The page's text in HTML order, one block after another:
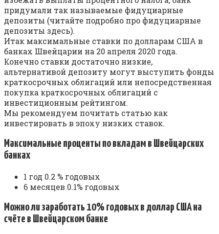
придумали так называемые фидуциарные
депозиты (читайте подробно про фидуциарные
депозиты здесь).
Итак максимальные ставки по долларам США в
банках Швейцарии на 20 апреля 2020 года.
Конечно ставки достаточно низкие,
альтернативой депозиту могут выступить фонды
краткосрочных облигаций или непосредственная
покупка краткосрочных облигаций с
инвестиционным рейтингом.
Мы рекомендуем почитать статью как
инвестировать в эпоху низких ставок.
Максимальные проценты по вкладам в Швейцарских
банках
1 год 0.2 % годовых
6 месяцев 0.1% годовых
Можно ли заработать 10% годовых в доллар США на
счёте в Швейцарском банке